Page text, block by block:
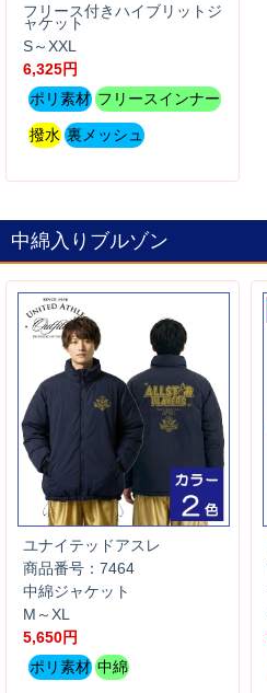
フリース付きハイブリットジ
ャケット
S～XXL
6,325円
ポリ素材 フリースインナー
撥水 裏メッシュ
中綿入りブルゾン
ユナイテッドアスレ
商品番号：7464
中綿ジャケット
M～XL
5,650円
ポリ素材 中綿